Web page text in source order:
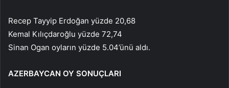
Recep Tayyip Erdoğan yüzde 20,68
Kemal Kılıçdaroğlu yüzde 72,74
Sinan Ogan oyların yüzde 5.04’ünü aldı.
AZERBAYCAN OY SONUÇLARI